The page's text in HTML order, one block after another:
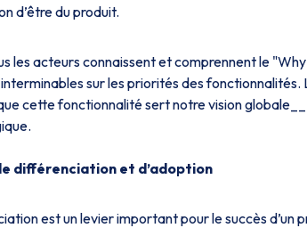
d’être du produit.
les acteurs connaissent et comprennent le
sur les priorités des fonctionnalités.
cette fonctionnalité sert notre vision globale
différenciation et d’adoption
est un levier important pour le succès